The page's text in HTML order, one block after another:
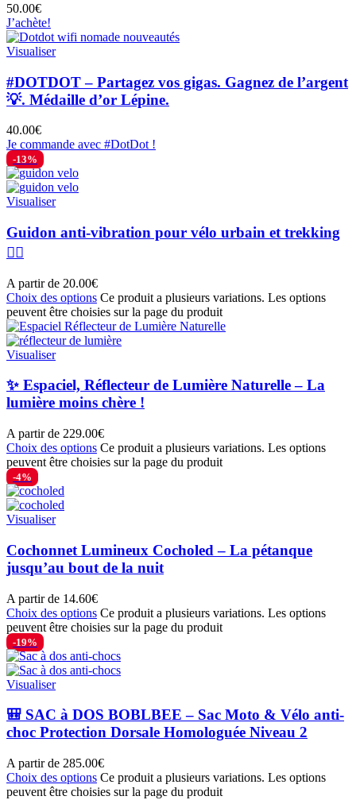
50.00€
J’achète!
Visualiser
#DOTDOT – Partagez vos gigas. Gagnez de l’argent
💡. Médaille d’or Lépine.
40.00€
Je commande avec #DotDot !
-13%
Visualiser
Guidon anti-vibration pour vélo urbain et trekking
🚴‍♂️
A partir de 20.00€
Choix des options Ce produit a plusieurs variations. Les options
peuvent être choisies sur la page du produit
Visualiser
✨ Espaciel, Réflecteur de Lumière Naturelle – La
lumière moins chère !
A partir de 229.00€
Choix des options Ce produit a plusieurs variations. Les options
peuvent être choisies sur la page du produit
-4%
Visualiser
Cochonnet Lumineux Cocholed – La pétanque
jusqu’au bout de la nuit
A partir de 14.60€
Choix des options Ce produit a plusieurs variations. Les options
peuvent être choisies sur la page du produit
-19%
Visualiser
🎒 SAC à DOS BOBLBEE – Sac Moto & Vélo anti-
choc Protection Dorsale Homologuée Niveau 2
A partir de 285.00€
Choix des options Ce produit a plusieurs variations. Les options
peuvent être choisies sur la page du produit